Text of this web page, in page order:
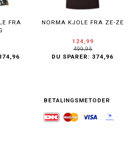
FRA
NORMA KJOLE FRA ZE-ZE
124,99
499,95
DU SPARER: 374,96
BETALINGSMETODER